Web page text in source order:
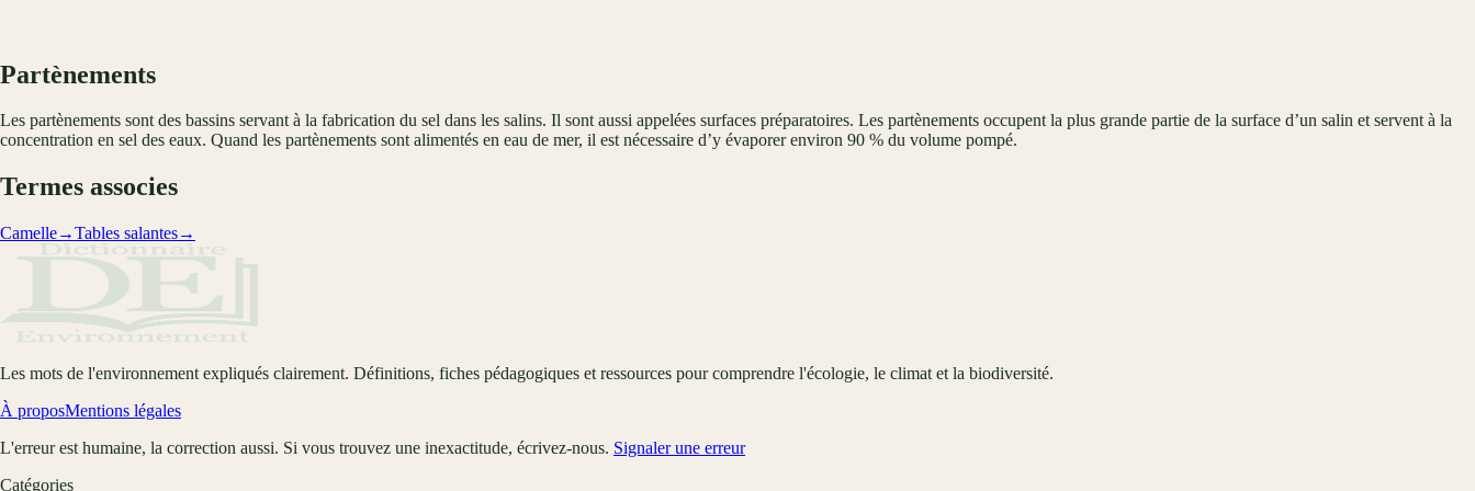
Partènements
Les partènements sont des bassins servant à la fabrication du sel dans les salins. Il sont aussi appelées surfaces préparatoires. Les partènements occupent la plus grande partie de la surface d’un salin et servent à la
concentration en sel des eaux. Quand les partènements sont alimentés en eau de mer, il est nécessaire d’y évaporer environ 90 % du volume pompé.
Termes associes
Camelle→Tables salantes→
Les mots de l'environnement expliqués clairement. Définitions, fiches pédagogiques et ressources pour comprendre l'écologie, le climat et la biodiversité.
À proposMentions légales
L'erreur est humaine, la correction aussi. Si vous trouvez une inexactitude, écrivez-nous. Signaler une erreur
Catégories